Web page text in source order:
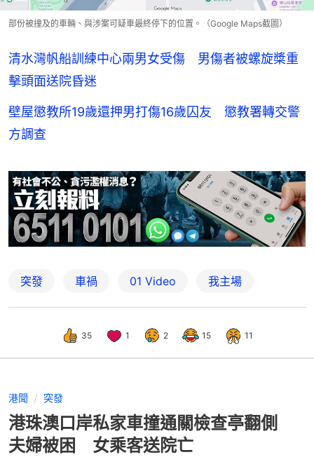
部份被撞及的車輛、與涉案可疑車最終停下的位置。（Google Maps截圖）
清水灣帆船訓練中心兩男女受傷 男傷者被螺旋槳重
擊頭面送院昏迷
壁屋懲教所19歲還押男打傷16歲囚友 懲教署轉交警
方調查
突發 車禍 01 Video 我主場
35 1 2 15 11
港聞 突發
港珠澳口岸私家車撞通關檢查亭翻側
夫婦被困 女乘客送院亡